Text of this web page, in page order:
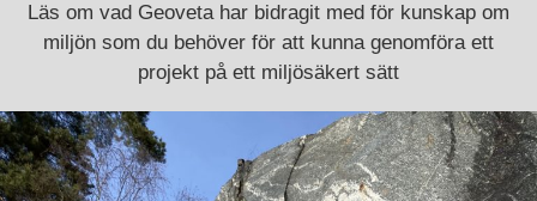
Läs om vad Geoveta har bidragit med för kunskap om
miljön som du behöver för att kunna genomföra ett
projekt på ett miljösäkert sätt